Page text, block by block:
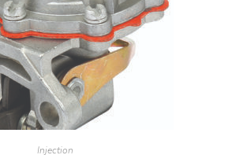
Injection